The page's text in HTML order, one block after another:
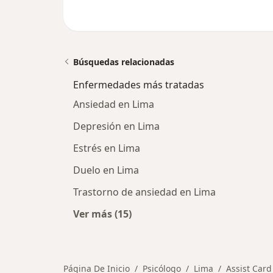
Búsquedas relacionadas
Enfermedades más tratadas
Ansiedad en Lima
Depresión en Lima
Estrés en Lima
Duelo en Lima
Trastorno de ansiedad en Lima
Ver más (15)
Página De Inicio Psicólogo Lima Assist Card